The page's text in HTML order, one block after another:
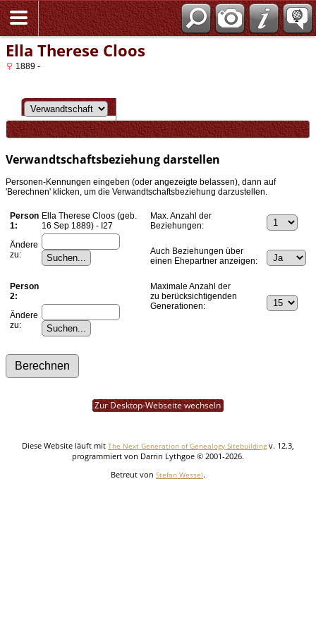
Ella Therese Cloos
1889 -
Verwandtschaftsbeziehung darstellen
Personen-Kennungen eingeben (oder angezeigte belassen), dann auf
'Berechnen' klicken, um die Verwandtschaftsbeziehung darzustellen.
Person
1:
Ella Therese Cloos (geb.
16 Sep 1889) - I27
Ändere
zu:
Person
2:
Ändere
zu:
Max. Anzahl der
Beziehungen:
Auch Beziehungen über
einen Ehepartner anzeigen:
Maximale Anzahl der
zu berücksichtigenden
Generationen:
Zur Desktop-Webseite wechseln
Diese Website läuft mit The Next Generation of Genealogy Sitebuilding v. 12.3,
programmiert von Darrin Lythgoe © 2001-2026.
Betreut von Stefan Wessel.